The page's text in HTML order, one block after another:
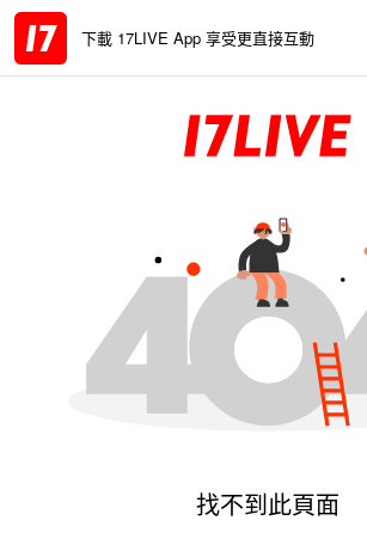
下載 17LIVE App 享受更直接互動
找不到此頁面